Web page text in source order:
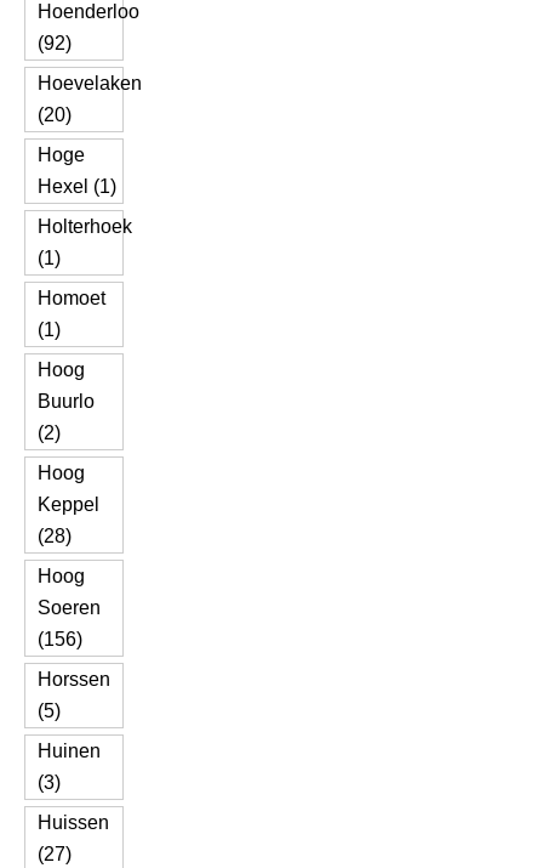
Hoenderloo
(92)
Hoevelaken
(20)
Hoge
Hexel (1)
Holterhoek
(1)
Homoet
(1)
Hoog
Buurlo
(2)
Hoog
Keppel
(28)
Hoog
Soeren
(156)
Horssen
(5)
Huinen
(3)
Huissen
(27)